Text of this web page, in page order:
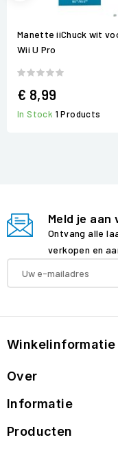
Manette iiChuck wit
Wii U Pro
€ 8,99
In Stock 1 Products
Meld je
Ontvang alle
verkopen en
Winkelinformatie
Over
Informatie
Producten